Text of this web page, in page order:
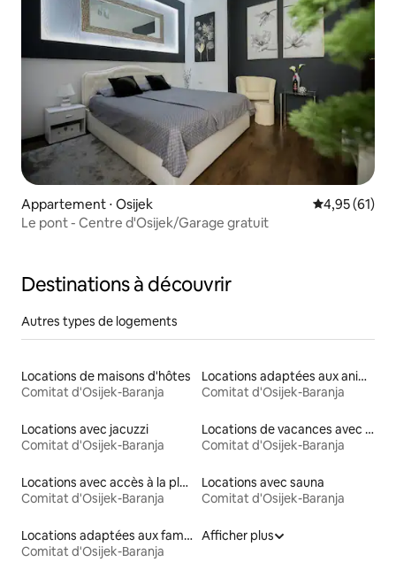
Appartement ⋅ Osijek Évaluation
4,95 (61)
Le pont - Centre d'Osijek/Garage gratuit
Destinations à découvrir
Autres types de logements
Locations de maisons d'hôtes
Comitat d'Osijek-Baranja
Locations adaptées aux animaux
Comitat d'Osijek-Baranja
Locations avec jacuzzi
Comitat d'Osijek-Baranja
Locations de vacances avec piscine
Comitat d'Osijek-Baranja
Locations avec accès à la plage
Comitat d'Osijek-Baranja
Locations avec sauna
Comitat d'Osijek-Baranja
Locations adaptées aux familles
Comitat d'Osijek-Baranja
Afficher plus